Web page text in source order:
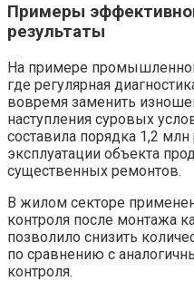
Примеры
результаты
На примере
где регулярная
вовремя заменить
наступления суровых
составила порядка 1,2 млн
эксплуатации объекта
существенных ремонтов.
В жилом секторе
контроля после монтажа
позволило снизить
по сравнению с
контроля.